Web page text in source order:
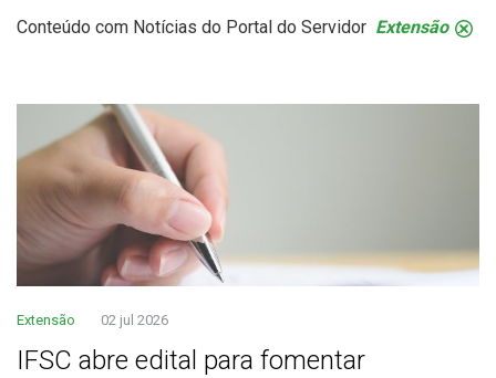
Conteúdo com Notícias do Portal do Servidor Extensão .
Extensão 02 jul 2026
IFSC abre edital para fomentar